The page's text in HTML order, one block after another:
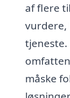
af flere
vurdere,
måske